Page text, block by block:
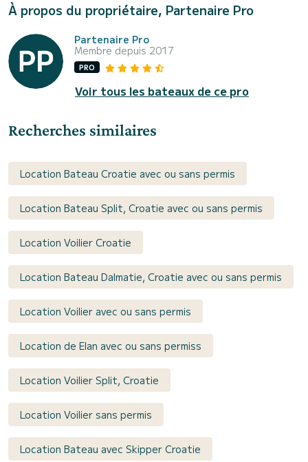
À propos du propriétaire, Partenaire Pro
Partenaire Pro
Membre depuis 2017
PRO
Voir tous les bateaux de ce pro
Recherches similaires
Location Bateau Croatie avec ou sans permis
Location Bateau Split, Croatie avec ou sans permis
Location Voilier Croatie
Location Bateau Dalmatie, Croatie avec ou sans permis
Location Voilier avec ou sans permis
Location de Elan avec ou sans permiss
Location Voilier Split, Croatie
Location Voilier sans permis
Location Bateau avec Skipper Croatie